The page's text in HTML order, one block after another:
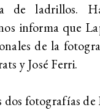
de ladrillos.
informa que
de la
y José Ferri.
dos fotografías de